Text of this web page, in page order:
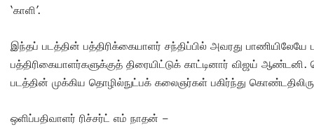
‘காளி’.
இந்தப் படத்தின் பத்திரிக்கையாளர் சந்திப்பில் அவரது
பத்திரிகையாளர்களுக்குத் திரையிட்டுக் காட்டினார் விஜய்
படத்தின் முக்கிய தொழில்நுட்பக் கலைஞர்கள் பகிர்ந்து
ஒளிப்பதிவாளர் ரிச்சர்ட் எம் நாதன் –